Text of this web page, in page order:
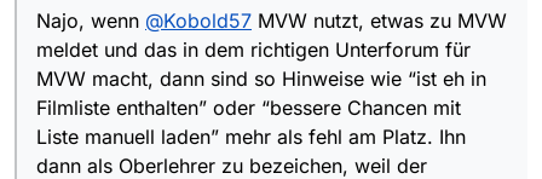
bezeichen, weil der freundlich darauf hinweist,
ist dann genauso daneben.
Najo, wenn @Kobold57 MVW nutzt, etwas zu MVW
meldet und das in dem richtigen Unterforum für
MVW macht, dann sind so Hinweise wie “ist eh in
Filmliste enthalten” oder “bessere Chancen mit
Liste manuell laden” mehr als fehl am Platz. Ihn
dann als Oberlehrer zu bezeichen, weil der